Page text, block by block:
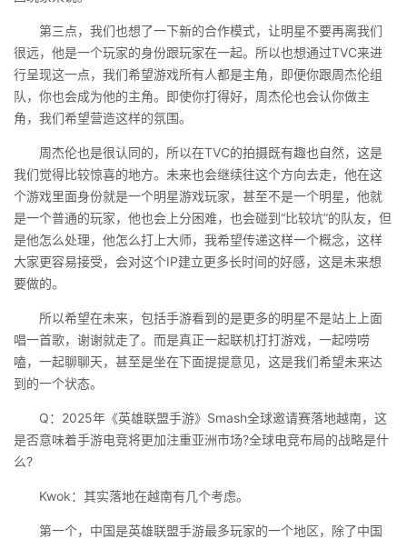
第三点，我们也想了一下新的合作模式，让明星不要再离我们
很远，他是一个玩家的身份跟玩家在一起。所以也想通过TVC来进
行呈现这一点，我们希望游戏所有人都是主角，即便你跟周杰伦组
队，你也会成为他的主角。即使你打得好，周杰伦也会认你做主
角，我们希望营造这样的氛围。
周杰伦也是很认同的，所以在TVC的拍摄既有趣也自然，这是
我们觉得比较惊喜的地方。未来也会继续往这个方向去走，他在这
个游戏里面身份就是一个明星游戏玩家，甚至不是一个明星，他就
是一个普通的玩家，他也会上分困难，也会碰到“比较坑”的队友，但
是他怎么处理，他怎么打上大师，我希望传递这样一个概念，这样
大家更容易接受，会对这个IP建立更多长时间的好感，这是未来想
要做的。
所以希望在未来，包括手游看到的是更多的明星不是站上上面
唱一首歌，谢谢就走了。而是真正一起联机打打游戏，一起唠唠
嗑，一起聊聊天，甚至是坐在下面提提意见，这是我们希望未来达
到的一个状态。
Q：2025年《英雄联盟手游》Smash全球邀请赛落地越南，这
是否意味着手游电竞将更加注重亚洲市场?全球电竞布局的战略是什
么?
Kwok：其实落地在越南有几个考虑。
第一个，中国是英雄联盟手游最多玩家的一个地区，除了中国